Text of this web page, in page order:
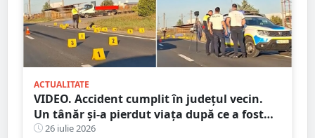
ACTUALITATE
VIDEO. Accident cumplit în județul vecin.
Un tânăr și-a pierdut viața după ce a fost
lovit de camion
26 iulie 2026